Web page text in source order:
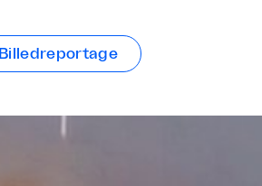
Billedreportage